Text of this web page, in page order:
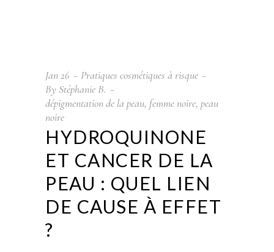
Jan26
Pratiques cosmétiques à risque
By Stéphanie B.
dépigmentation de la peau, femme noire, peau
noire
HYDROQUINONE
ET CANCER DE LA
PEAU : QUEL LIEN
DE CAUSE À EFFET
?